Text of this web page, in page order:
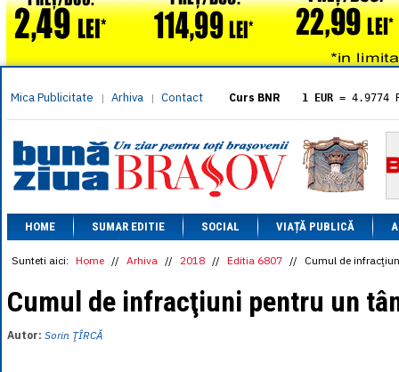
Mica Publicitate | Arhiva | Contact Curs BNR 1 EUR = 4.9774
= 5.8304
1 XAU= 464.4611
1 AED= 1.1933
1 AUD= 2.7957
1 BGN= 2.5449
1 CAD= 3.1559
1 CHF= 5.2813
1 CNY= 0.6015
= 0.6668
1 EGP = 0.0860
HOME SUMAR EDITIE SOCIAL VIAȚĂ PUBLICĂ
Sunteti aici: Home // Arhiva // 2018 // Editia 6807 // Cumul de
Cumul de infracţiuni pentru un
Autor: Sorin ŢÎRCĂ